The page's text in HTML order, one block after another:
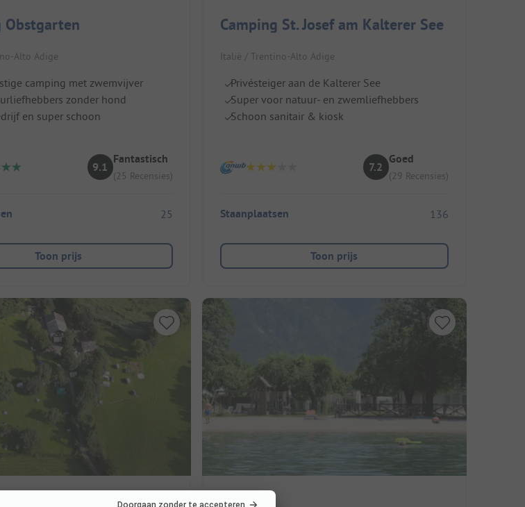
Obstgarten
Alto Adige
camping met zwemvijver
zonder hond
en super schoon
9.1
Fantastisch
(25 Recensies)
25
Toon prijs
Camping St. Josef am Kalterer See
Italië / Trentino-Alto Adige
Privésteiger aan de Kalterer See
Super voor natuur- en zwemliefhebbers
Schoon sanitair & kiosk
7.2
Goed
(29 Recensies)
Staanplaatsen 136
Toon prijs